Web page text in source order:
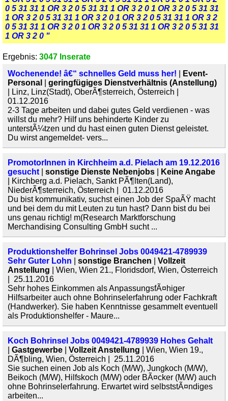
0 5 31 31 1 OR 3 2 0 5 31 31 1 OR 3 2 0 1 OR 3 2 0 5 31 31
1 OR 3 2 0 5 31 31 1 OR 3 2 0 1 OR 3 2 0 5 31 31 1 OR 3 2
0 5 31 31 1 OR 3 2 0 1 OR 3 2 0 5 31 31 1 OR 3 2 0 5 31 31
1 OR 3 2 0 "
Ergebnis: 3047 Inserate
Wochenende! â€“ schnelles Geld muss her!
Event-
Personal
geringfügiges Dienstverhältnis (Anstellung)
| Linz, Linz(Stadt), OberÃ¶sterreich, Österreich |
01.12.2016
2-3 Tage arbeiten und dabei gutes Geld verdienen - was
willst du mehr? Hilf uns behinderte Kinder zu
unterstÃ¼tzen und du hast einen guten Dienst geleistet.
Du wirst angemeldet- vers...
PromotorInnen in Kirchheim a.d. Pielach am 19.12.2016
gesucht
sonstige Dienste Nebenjobs
Keine Angabe
| Kirchberg a.d. Pielach, Sankt PÃ¶lten(Land),
NiederÃ¶sterreich, Österreich | 01.12.2016
Du bist kommunikativ, suchst einen Job der SpaÃŸ macht
und bei dem du mit Leuten zu tun hast? Dann bist du bei
uns genau richtig! m(Research Marktforschung
Merchandising Consulting GmbH sucht ...
Produktionshelfer Bohrinsel Jobs 0049421-4789939
Sehr Guter Lohn
sonstige Branchen
Vollzeit
Anstellung | Wien, Wien 21., Floridsdorf, Wien, Österreich
| 25.11.2016
Sehr hohes Einkommen als AnpassungsfÃ¤higer
Hilfsarbeiter auch ohne Bohrinselerfahrung oder Fachkraft
(Handwerker). Sie haben Kenntnisse gesammelt eventuell
als Produktionshelfer - Maure...
Koch Bohrinsel Jobs 0049421-4789939 Hohes Gehalt
Gastgewerbe Vollzeit Anstellung | Wien, Wien 19.,
DÃ¶bling, Wien, Österreich | 25.11.2016
Sie suchen einen Job als Koch (M/W), Jungkoch (M/W),
Beikoch (M/W), Hilfskoch (M/W) oder BÃ¤cker (M/W) auch
ohne Bohrinselerfahrung. Erwartet wird selbststÃ¤ndiges
arbeiten...